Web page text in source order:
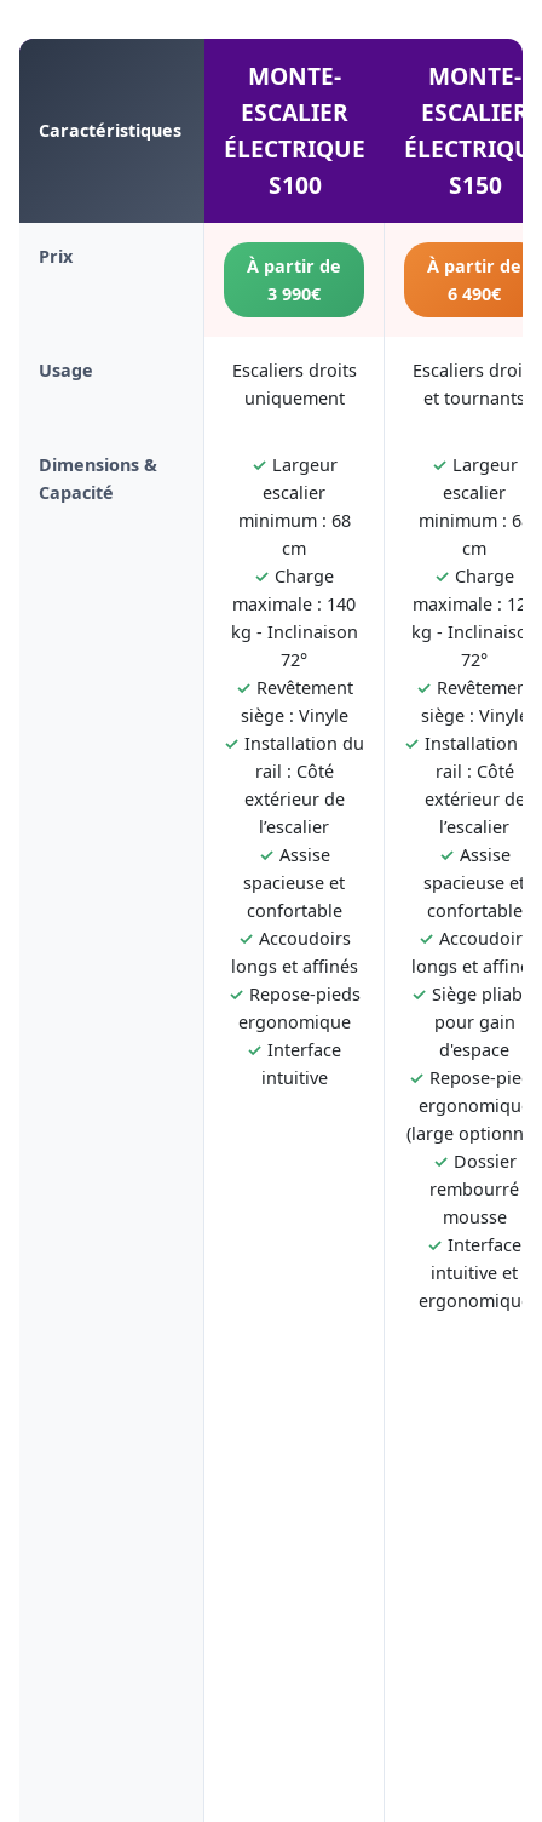
Caractéristiques
MONTE-
ESCALIER
ÉLECTRIQUE
S100
MONTE-
ESCALIER
S150
Prix
À partir de
3 990€
À partir de
6 490€
Usage
Escaliers droits
uniquement
Escaliers droits
et tournants
Dimensions &
Capacité
✓ Largeur
escalier
minimum : 68
cm
✓ Charge
maximale : 140
kg - Inclinaison
72°
✓ Revêtement
siège : Vinyle
✓ Installation du
rail : Côté
extérieur de
l’escalier
✓ Assise
spacieuse et
confortable
✓ Accoudoirs
longs et affinés
✓ Repose-pieds
ergonomique
✓ Interface
intuitive
✓ Largeur
escalier
minimum : 68
cm
✓ Charge
maximale : 125
kg - Inclinaison
72°
✓ Revêtement
siège : Vinyle
✓ Installation
rail : Côté
extérieur de
l’escalier
✓ Assise
spacieuse et
confortable
✓ Accoudoirs
longs et affinés
✓ Siège pliable
pour gain
d'espace
✓ Repose-pieds
ergonomique
(large optionnel)
✓ Dossier
rembourré
mousse
✓ Interface
intuitive et
ergonomique